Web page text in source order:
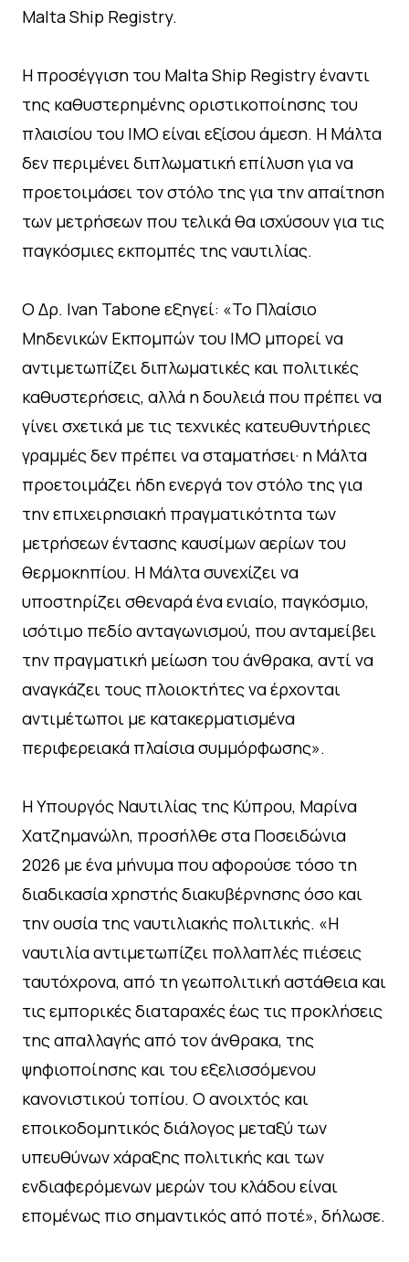
Malta Ship Registry.
Η προσέγγιση του Malta Ship Registry έναντι
της καθυστερημένης οριστικοποίησης του
πλαισίου του ΙΜΟ είναι εξίσου άμεση. Η Μάλτα
δεν περιμένει διπλωματική επίλυση για να
προετοιμάσει τον στόλο της για την απαίτηση
των μετρήσεων που τελικά θα ισχύσουν για τις
παγκόσμιες εκπομπές της ναυτιλίας.
Ο Δρ. Ivan Tabone εξηγεί: «Το Πλαίσιο
Μηδενικών Εκπομπών του ΙΜΟ μπορεί να
αντιμετωπίζει διπλωματικές και πολιτικές
καθυστερήσεις, αλλά η δουλειά που πρέπει να
γίνει σχετικά με τις τεχνικές κατευθυντήριες
γραμμές δεν πρέπει να σταματήσει· η Μάλτα
προετοιμάζει ήδη ενεργά τον στόλο της για
την επιχειρησιακή πραγματικότητα των
μετρήσεων έντασης καυσίμων αερίων του
θερμοκηπίου. Η Μάλτα συνεχίζει να
υποστηρίζει σθεναρά ένα ενιαίο, παγκόσμιο,
ισότιμο πεδίο ανταγωνισμού, που ανταμείβει
την πραγματική μείωση του άνθρακα, αντί να
αναγκάζει τους πλοιοκτήτες να έρχονται
αντιμέτωποι με κατακερματισμένα
περιφερειακά πλαίσια συμμόρφωσης».
Η Υπουργός Ναυτιλίας της Κύπρου, Μαρίνα
Χατζημανώλη, προσήλθε στα Ποσειδώνια
2026 με ένα μήνυμα που αφορούσε τόσο τη
διαδικασία χρηστής διακυβέρνησης όσο και
την ουσία της ναυτιλιακής πολιτικής. «Η
ναυτιλία αντιμετωπίζει πολλαπλές πιέσεις
ταυτόχρονα, από τη γεωπολιτική αστάθεια και
τις εμπορικές διαταραχές έως τις προκλήσεις
της απαλλαγής από τον άνθρακα, της
ψηφιοποίησης και του εξελισσόμενου
κανονιστικού τοπίου. Ο ανοιχτός και
εποικοδομητικός διάλογος μεταξύ των
υπευθύνων χάραξης πολιτικής και των
ενδιαφερόμενων μερών του κλάδου είναι
επομένως πιο σημαντικός από ποτέ», δήλωσε.